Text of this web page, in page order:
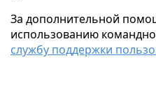
За дополнительной
использованию
службу поддержки